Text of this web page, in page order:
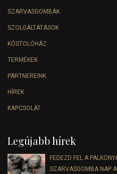
SZARVASGOMBÁK
SZOLGÁLTATÁSOK
KÓSTOLÓHÁZ
TERMÉKEK
PARTNEREINK
HÍREK
KAPCSOLAT
Legújabb hírek
FEDEZD FEL A
SZARVASGOMBA NAP